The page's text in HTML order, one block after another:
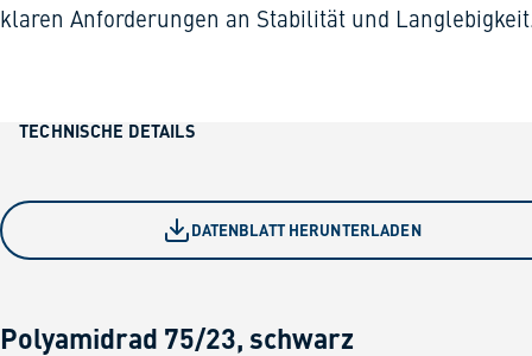
klaren Anforderungen an Stabilität und
TECHNISCHE DETAILS
DATENBLATT HERUNTERLADEN
Polyamidrad 75/23, schwarz